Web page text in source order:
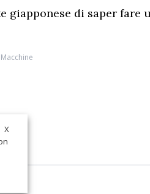
giapponese di saper fare
Macchine
X